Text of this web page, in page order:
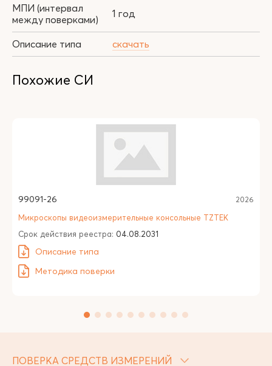
МПИ (интервал
между поверками)
1 год
Описание типа скачать
Похожие СИ
99091-26 2026
Микроскопы видеоизмерительные консольные TZTEK
Срок действия реестра: 04.08.2031
Описание типа
Методика поверки
ПОВЕРКА СРЕДСТВ ИЗМЕРЕНИЙ